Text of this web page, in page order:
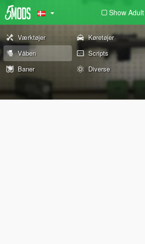
Show Adult
Værktøjer Køretøjer
Våben
Scripts
Baner
Diverse